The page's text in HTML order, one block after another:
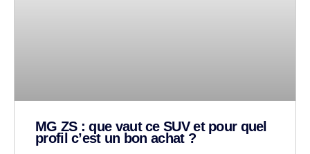
MG ZS : que vaut ce SUV et pour quel
profil c’est un bon achat ?